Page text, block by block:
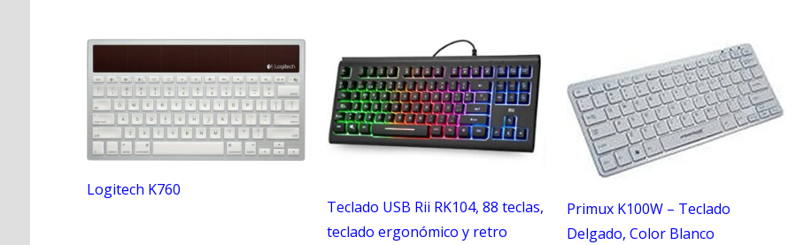
Logitech K760
Teclado USB Rii RK104, 88 teclas,
teclado ergonómico y retro
Primux K100W – Teclado
Delgado, Color Blanco